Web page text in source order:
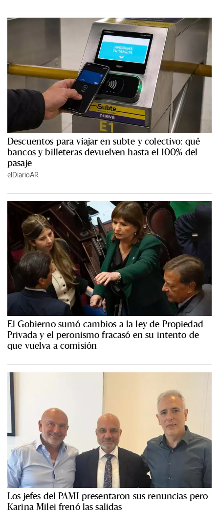
Descuentos para viajar en subte y colectivo: qué
bancos y billeteras devuelven hasta el 100% del
pasaje
elDiarioAR
El Gobierno sumó cambios a la ley de Propiedad
Privada y el peronismo fracasó en su intento de
que vuelva a comisión
Los jefes del PAMI presentaron sus renuncias pero
Karina Milei frenó las salidas